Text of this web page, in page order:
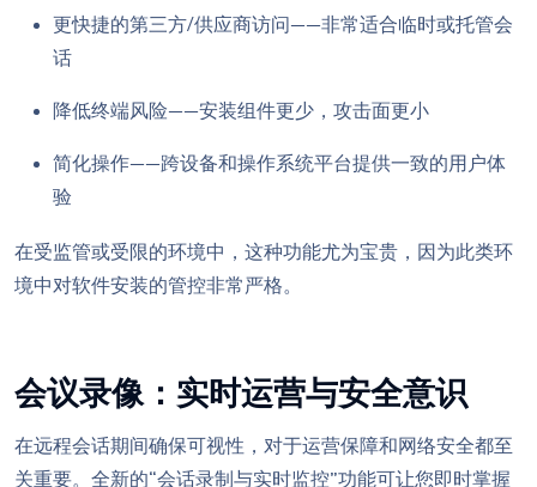
更快捷的第三方/供应商访问——非常适合临时或托管会
话
降低终端风险——安装组件更少，攻击面更小
简化操作——跨设备和操作系统平台提供一致的用户体
验
在受监管或受限的环境中，这种功能尤为宝贵，因为此类环
境中对软件安装的管控非常严格。
会议录像：实时运营与安全意识
在远程会话期间确保可视性，对于运营保障和网络安全都至
关重要。全新的“会话录制与实时监控”功能可让您即时掌握